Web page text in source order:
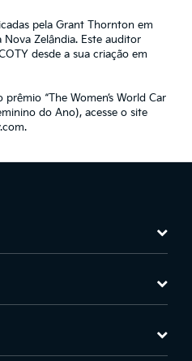
pela Grant Thornton em
Zelândia. Este auditor
desde a sua criação em
“The Women’s World Car
do Ano), acesse o site